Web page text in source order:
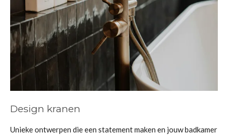
Design kranen
Unieke ontwerpen die een statement maken en jouw badkamer